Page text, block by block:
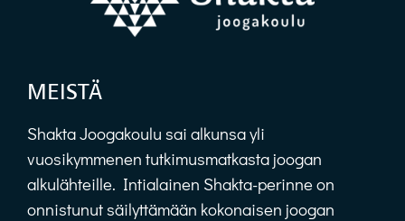
MEISTÄ
Shakta Joogakoulu sai alkunsa yli
vuosikymmenen tutkimusmatkasta joogan
alkulähteille. Intialainen Shakta-perinne on
onnistunut säilyttämään kokonaisen joogan